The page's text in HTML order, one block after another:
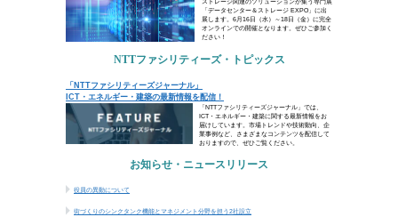
ビジネスコラム
都市から地方へ、未来の街づくりはデータセン
「⽔素社会の実現」に向けた国内外の最新動向
データセンター＆ストレージ EXPO【オンライ
トピックス
「NTTファシリティーズジャーナル」 ICT・エ
お知らせ・ニュースリリース
街づくりのシンクタンク機能とマネジメント分